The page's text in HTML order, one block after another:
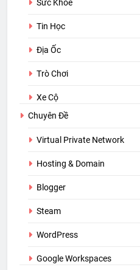
Sức Khỏe
Tin Học
Địa Ốc
Trò Chơi
Xe Cộ
Chuyên Đề
Virtual Private Network
Hosting & Domain
Blogger
Steam
WordPress
Google Workspaces